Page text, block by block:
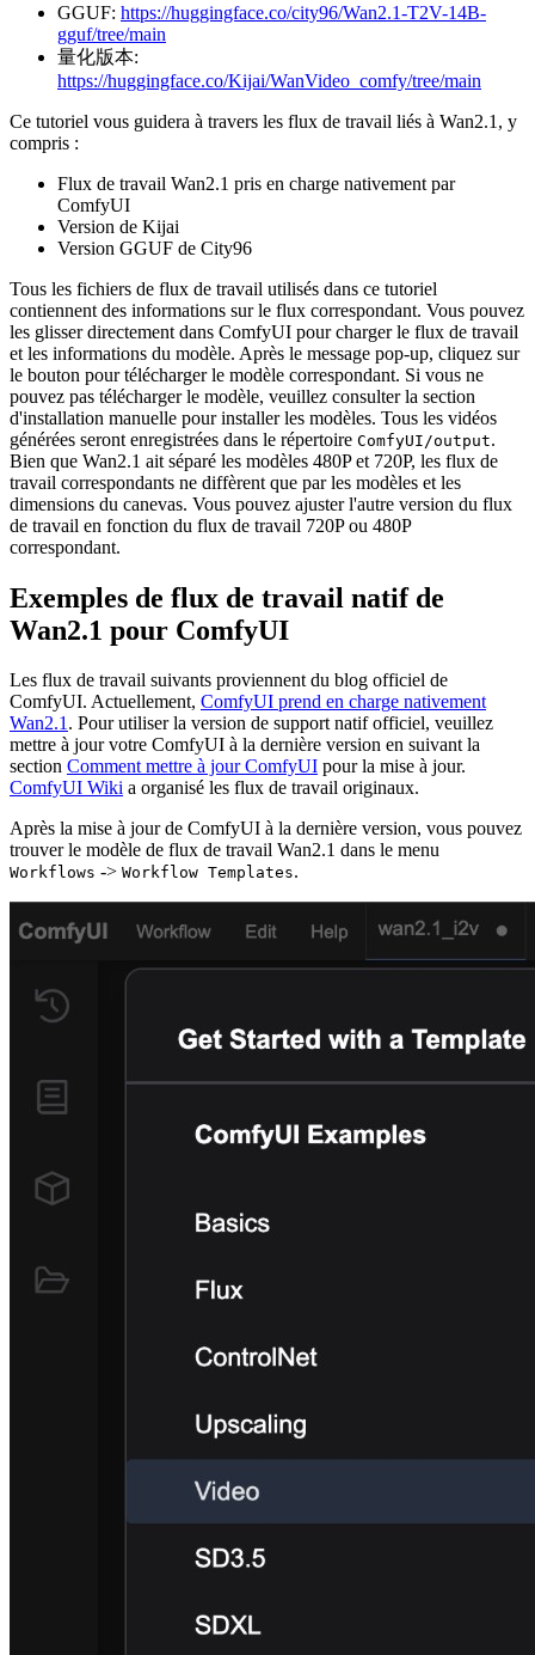
GGUF: https://huggingface.co/city96/Wan2.1-T2V-14B-
gguf/tree/main
量化版本:
https://huggingface.co/Kijai/WanVideo_comfy/tree/main
Ce tutoriel vous guidera à travers les flux de travail liés à Wan2.1, y
compris :
Flux de travail Wan2.1 pris en charge nativement par
ComfyUI
Version de Kijai
Version GGUF de City96
Tous les fichiers de flux de travail utilisés dans ce tutoriel
contiennent des informations sur le flux correspondant. Vous pouvez
les glisser directement dans ComfyUI pour charger le flux de travail
et les informations du modèle. Après le message pop-up, cliquez sur
le bouton pour télécharger le modèle correspondant. Si vous ne
pouvez pas télécharger le modèle, veuillez consulter la section
d'installation manuelle pour installer les modèles. Tous les vidéos
générées seront enregistrées dans le répertoire ComfyUI/output.
Bien que Wan2.1 ait séparé les modèles 480P et 720P, les flux de
travail correspondants ne diffèrent que par les modèles et les
dimensions du canevas. Vous pouvez ajuster l'autre version du flux
de travail en fonction du flux de travail 720P ou 480P
correspondant.
Exemples de flux de travail natif de
Wan2.1 pour ComfyUI
Les flux de travail suivants proviennent du blog officiel de
ComfyUI. Actuellement, ComfyUI prend en charge nativement
Wan2.1. Pour utiliser la version de support natif officiel, veuillez
mettre à jour votre ComfyUI à la dernière version en suivant la
section Comment mettre à jour ComfyUI pour la mise à jour.
ComfyUI Wiki a organisé les flux de travail originaux.
Après la mise à jour de ComfyUI à la dernière version, vous pouvez
trouver le modèle de flux de travail Wan2.1 dans le menu
Workflows -> Workflow Templates.